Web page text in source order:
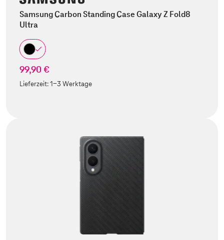
Samsung Carbon Standing Case Galaxy Z Fold8
Ultra
99,90 €
Lieferzeit:1-3 Werktage